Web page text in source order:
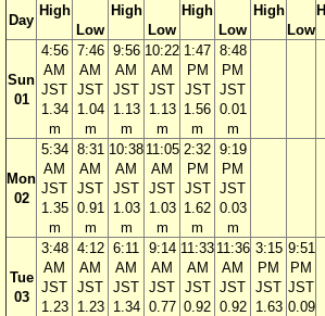
Day
High
Low
High
Low
High
Low
High
Low
Sun
01
4:56
AM
JST
1.34
m
7:46
AM
JST
1.04
m
9:56
AM
JST
1.13
m
10:22
AM
JST
1.13
m
1:47
PM
JST
1.56
m
8:48
PM
JST
0.01
m
Mon
02
5:34
AM
JST
1.35
m
8:31
AM
JST
0.91
m
10:38
AM
JST
1.03
m
11:05
AM
JST
1.03
m
2:32
PM
JST
1.62
m
9:19
PM
JST
0.03
m
Tue
03
3:48
AM
JST
1.23
4:12
AM
JST
1.23
6:11
AM
JST
1.34
9:14
AM
JST
0.77
11:33
AM
JST
0.92
11:36
AM
JST
0.92
3:15
PM
JST
1.63
9:51
PM
JST
0.09